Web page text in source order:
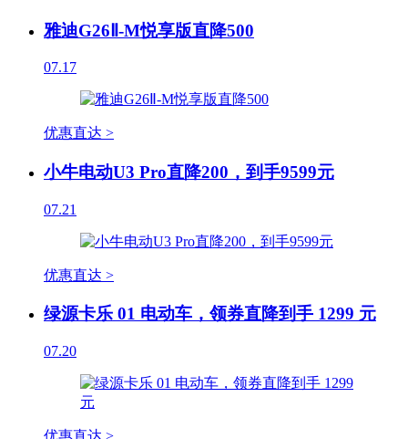
雅迪G26Ⅱ-M悦享版直降500
07.17
优惠直达 >
小牛电动U3 Pro直降200，到手9599元
07.21
优惠直达 >
绿源卡乐 01 电动车，领券直降到手 1299 元
07.20
优惠直达 >